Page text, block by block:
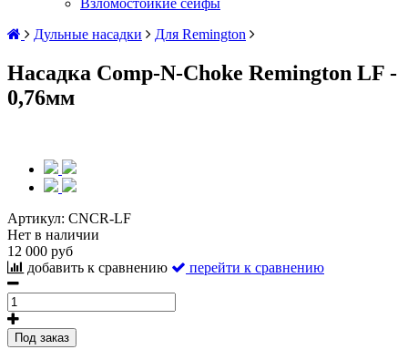
Взломостойкие сейфы
Дульные насадки
Для Remington
Насадка Comp-N-Choke Remington LF -
0,76мм
Артикул: CNCR-LF
Нет в наличии
12 000 руб
добавить к сравнению
перейти к сравнению
Под заказ